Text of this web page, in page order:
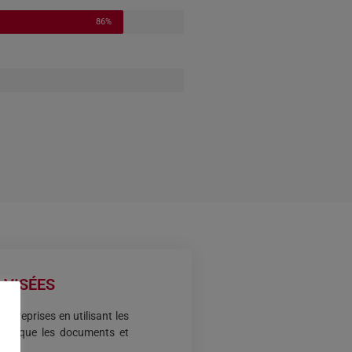
86%
en utilisant les
que les documents et